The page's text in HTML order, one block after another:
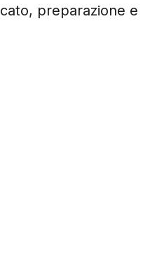
preparazione e